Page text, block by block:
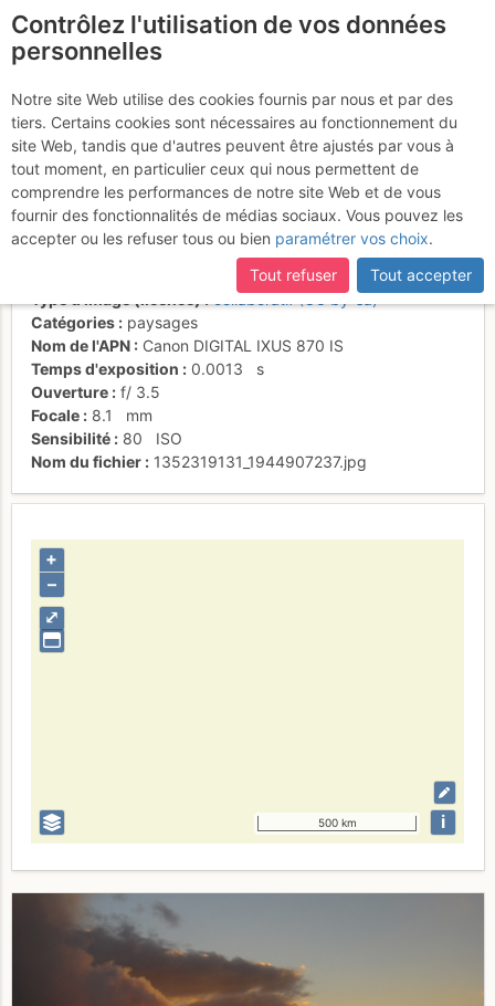
Coucher de soleil au
sommet du Stromboli
Activités
Date/heure
Thierry Jeandel
collaboratif (CC by-sa)
Catégories
paysages
Nom de l'APN
Canon DIGITAL IXUS 870 IS
Temps d'exposition
0.0013
s
Ouverture
f/ 3.5
Focale
8.1
mm
Sensibilité
80
ISO
Nom du fichier
1352319131_1944907237.jpg
⤢
+
–
500 km i
Contrôlez l'utilisation de vos données
personnelles
Notre site Web utilise des cookies fournis par nous et par des
tiers. Certains cookies sont nécessaires au fonctionnement du
site Web, tandis que d'autres peuvent être ajustés par vous à
tout moment, en particulier ceux qui nous permettent de
comprendre les performances de notre site Web et de vous
fournir des fonctionnalités de médias sociaux. Vous pouvez les
accepter ou les refuser tous ou bien paramétrer vos choix.
Tout refuser
Tout accepter